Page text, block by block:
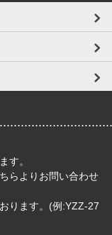
す。
ら よりお問い合わせ
ります。(例:YZZ-27